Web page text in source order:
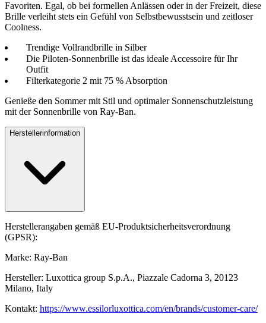
Favoriten. Egal, ob bei formellen Anlässen oder in der Freizeit, diese
Brille verleiht stets ein Gefühl von Selbstbewusstsein und zeitloser
Coolness.
Trendige Vollrandbrille in Silber
Die Piloten-Sonnenbrille ist das ideale Accessoire für Ihr
Outfit
Filterkategorie 2 mit 75 % Absorption
Genieße den Sommer mit Stil und optimaler Sonnenschutzleistung
mit der Sonnenbrille von Ray-Ban.
Herstellerinformation
Herstellerangaben gemäß EU-Produktsicherheitsverordnung
(GPSR):
Marke: Ray-Ban
Hersteller: Luxottica group S.p.A., Piazzale Cadorna 3, 20123
Milano, Italy
Kontakt: https://www.essilorluxottica.com/en/brands/customer-care/